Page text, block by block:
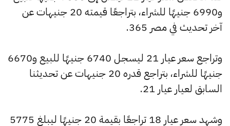
و6990 جنيهًا للشراء، بتراجعًا قيمته 20 جنيهات عن
آخر تحديث في مصر 365.
وتراجع سعر عيار 21 ليسجل 6740 جنيهًا للبيع و6670
جنيهًا للشراء، بتراجع قدره 20 جنيهات عن تحديثنا
السابق لعيار عيار 21.
وشهد سعر عيار 18 تراجعًا بقيمة 20 جنيهًا ليبلغ 5775